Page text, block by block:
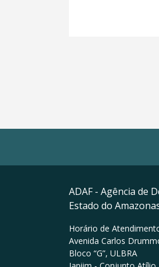
ADAF - Agência de
Estado do
Horário de
Avenida Carlos
Bloco “G”, ULBRA